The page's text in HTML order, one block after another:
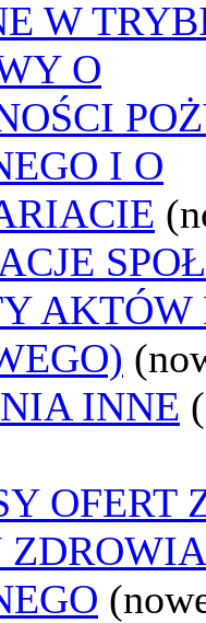
W
O
I O
AKTÓW
INNE
OFERT
ZDROWIA